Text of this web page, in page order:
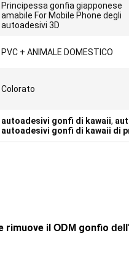
Principessa gonfia giapponese
amabile For Mobile Phone degli
autoadesivi 3D
PVC + ANIMALE DOMESTICO
Colorato
autoadesivi gonfi di kawaii,
autoadesivi gonfi di kawaii di
rimuove il ODM gonfio dell'